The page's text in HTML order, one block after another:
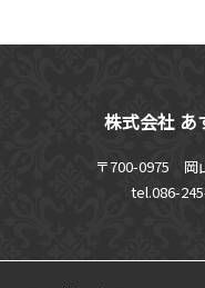
株式会社 あ
〒700-0975 岡
tel.086-